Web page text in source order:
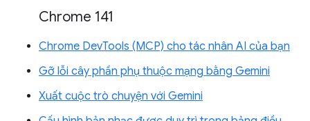
Chrome 141
Chrome DevTools (MCP) cho tác nhân AI của bạn
Gỡ lỗi cây phần phụ thuộc mạng bằng Gemini
Xuất cuộc trò chuyện với Gemini